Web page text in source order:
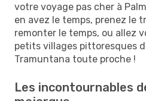
votre voyage pas cher à
en avez le temps, prenez le
remonter le temps, ou allez
petits villages pittoresques
Tramuntana toute proche !
Les incontournables